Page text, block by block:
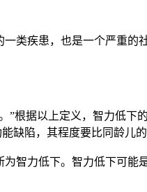
类疾患，也是一个严重
根据以上定义，智力低
陷，其程度要比同龄儿
智力低下。智力低下可